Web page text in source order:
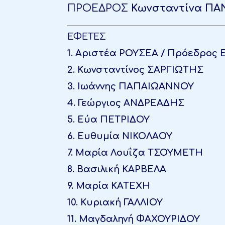
ΠΡΟΕΔΡΟΣ Κωνσταντίνα
ΕΦΕΤΕΣ
1. Αριστέα ΡΟΥΣΕΑ / Πρόεδρος
2. Κωνσταντίνος ΣΑΡΓΙΩΤΗΣ
3. Ιωάννης ΠΑΠΑΙΩΑΝΝΟΥ
4. Γεώργιος ΑΝΔΡΕΑΔΗΣ
5. Εύα ΠΕΤΡΙΔΟΥ
6. Ευθυμία ΝΙΚΟΛΑΟΥ
7. Μαρία Λουΐζα ΤΣΟΥΜΕΤΗ
8. Βασιλική ΚΑΡΒΕΛΑ
9. Μαρία ΚΑΤΕΧΗ
10. Κυριακή ΓΑΛΛΙΟΥ
11. Μαγδαληνή ΦΑΧΟΥΡΙΔΟΥ